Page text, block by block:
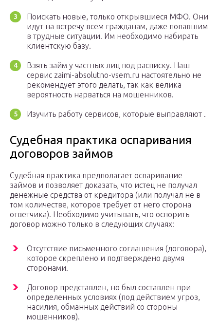
Поискать новые, только открывшиеся МФО. Они
идут на встречу всем гражданам, даже попавшим
в трудные ситуации. Им необходимо набирать
клиентскую базу.
Взять займ у частных лиц под расписку. Наш
сервис zaimi-absolutno-vsem.ru настоятельно не
рекомендует этого делать, так как велика
вероятность нарваться на мошенников.
Изучить работу сервисов, которые выправляют .
Судебная практика оспаривания
договоров займов
Судебная практика предполагает оспаривание
займов и позволяет доказать, что истец не получал
денежные средства от кредитора (или получал не в
том количестве, которое требует от него сторона
ответчика). Необходимо учитывать, что оспорить
договор можно только в следующих случаях:
Отсутствие письменного соглашения (договора),
которое скреплено и подтверждено двумя
сторонами.
Договор представлен, но был составлен при
определенных условиях (под действием угроз,
насилия, обманных действий со стороны
мошенников).